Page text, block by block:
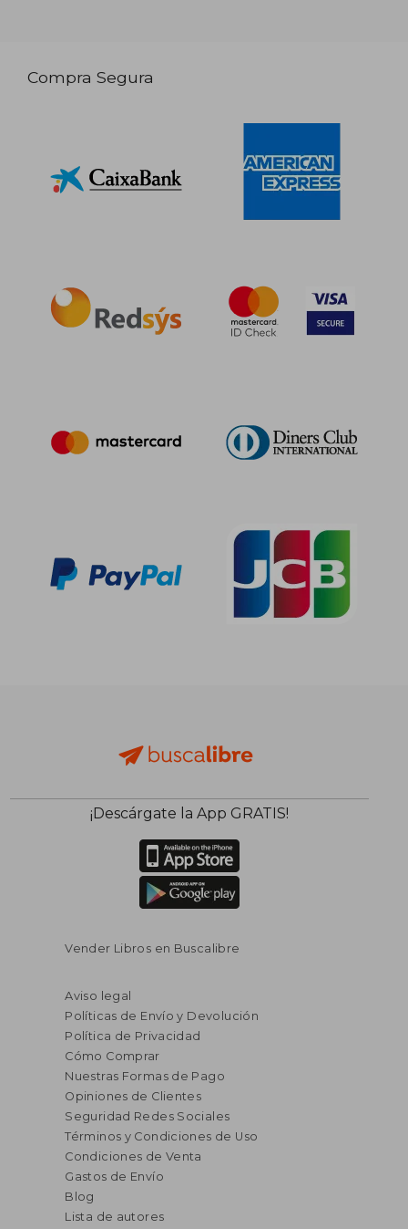
Compra Segura
¡Descárgate la App GRATIS!
Vender Libros en Buscalibre
Aviso legal
Políticas de Envío y Devolución
Política de Privacidad
Cómo Comprar
Nuestras Formas de Pago
Opiniones de Clientes
Seguridad Redes Sociales
Términos y Condiciones de Uso
Condiciones de Venta
Gastos de Envío
Blog
Lista de autores